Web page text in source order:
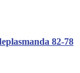
82-78